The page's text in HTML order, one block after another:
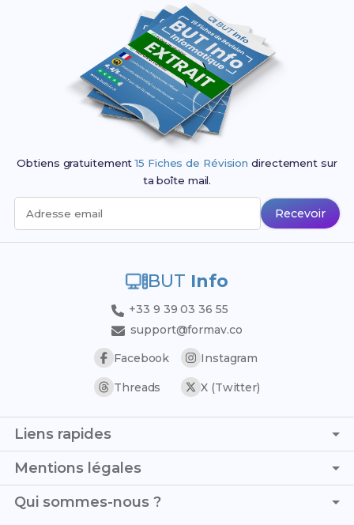
Obtiens gratuitement15 Fiches de Révision directement sur
ta boîte mail.
Adresse email Recevoir
BUT Info
+33 9 39 03 36 55
support@formav.co
Facebook
Instagram
Threads X (Twitter)
Liens rapides
Page d'accueil
Trouver son stage
Trouver son alternance
Mentions légales
C.G.V. - C.G.U.
Qui sommes-nous ?